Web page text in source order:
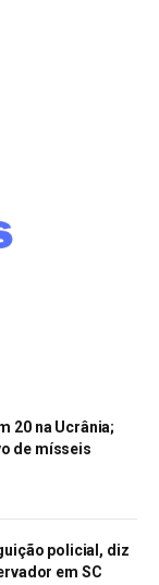
20 na Ucrânia;
de mísseis
policial, diz
em SC